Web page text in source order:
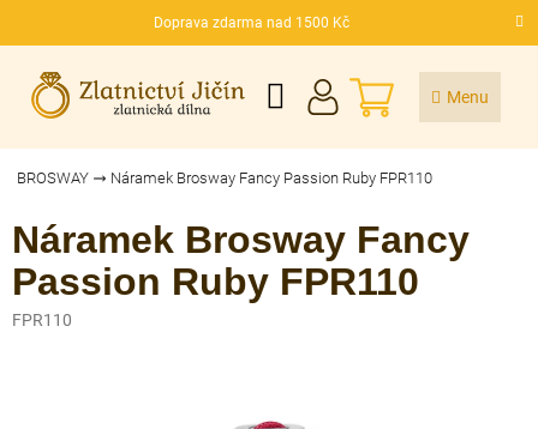
Doprava zdarma nad 1500 Kč
CZK
NÁKUPNÍ
KOŠÍK
BROSWAY Náramek Brosway Fancy Passion Ruby FPR110
Náramek Brosway Fancy
Passion Ruby FPR110
FPR110